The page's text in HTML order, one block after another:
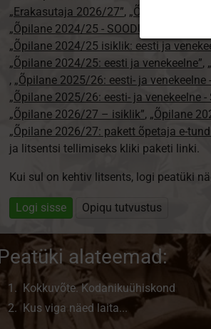
„Erakasutaja 2026/27”, „Õpilane 2024/
„Õpilane 2024/25 - SOODUSHIND!”
„Õpilane 2024/25 isiklik: eesti ja
„Õpilane 2024/25: eesti ja venekeelne”,
, „Õpilane 2025/26: eesti- ja venekeelne
„Õpilane 2025/26: eesti- ja venekeelne -
„Õpilane 2026/27 – isiklik”, „Õpilane
„Õpilane 2026/27: pakett õpetaja e-
ja litsentsi tellimiseks kliki paketi linki.
Kui sul on kehtiv litsents, logi peatüki
Logi sisse Opiqu tutvustus
alateemad:
Kokkuvõte. Kodaniku­ühiskond
Kus viga näed laita...